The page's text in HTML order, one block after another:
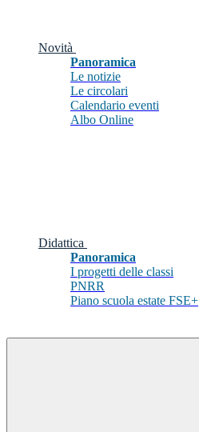
Novità
Panoramica
Le notizie
Le circolari
Calendario eventi
Albo Online
Didattica
Panoramica
I progetti delle classi
PNRR
Piano scuola estate FSE+